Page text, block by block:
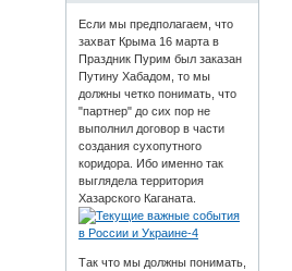
Если мы предполагаем, что
захват Крыма 16 марта в
Праздник Пурим был заказан
Путину Хабадом, то мы
должны четко понимать, что
"партнер" до сих пор не
выполнил договор в части
создания сухопутного
коридора. Ибо именно так
выглядела территория
Хазарского Каганата.
Так что мы должны понимать,